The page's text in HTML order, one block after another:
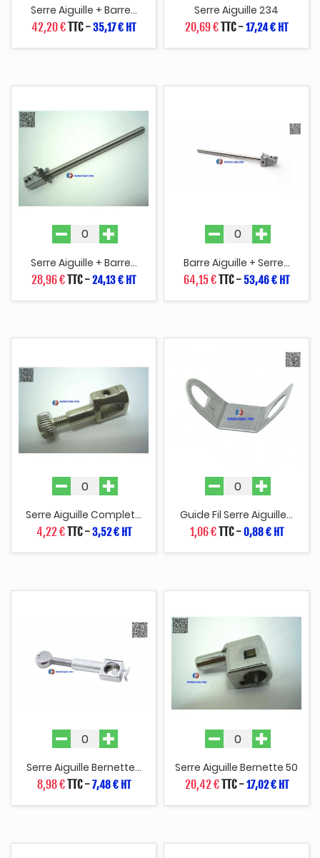
Serre Aiguille + Barre...
42,20 €TTC-35,17 € HT
Serre Aiguille 234
20,69 €TTC-17,24 € HT
Serre Aiguille + Barre...
28,96 €TTC-24,13 € HT
Barre Aiguille + Serre...
64,15 €TTC- 53,46 € HT
Serre Aiguille Complet...
4,22 €TTC-3,52 € HT
Guide Fil Serre Aiguille...
1,06 €TTC-0,88 € HT
Serre Aiguille Bernette...
8,98 €TTC-7,48 € HT
Serre Aiguille Bernette 50
20,42 €TTC-17,02 € HT